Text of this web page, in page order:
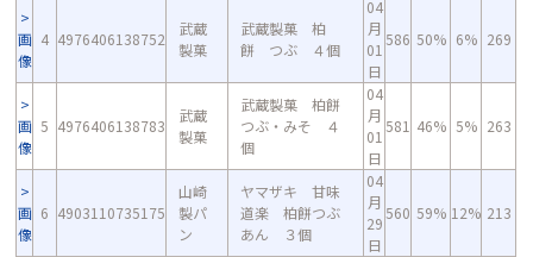
画
像
4 4976406138752
武蔵
製菓
武蔵製菓 柏
餅 つぶ ４個
04
月
01
日
586 50% 6% 269
画
像
5 4976406138783
武蔵
製菓
武蔵製菓 柏餅
つぶ・みそ ４
個
04
月
01
日
581 46% 5% 263
画
像
6 4903110735175
山崎
製パ
ン
ヤマザキ 甘味
道楽 柏餅つぶ
あん ３個
04
月
29
日
560 59% 12% 213